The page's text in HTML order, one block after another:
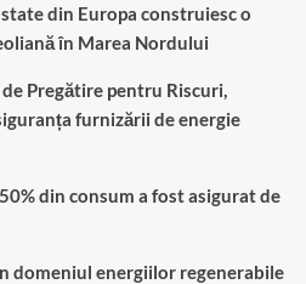
din Europa construiesc o
în Marea Nordului
Pregătire pentru Riscuri,
furnizării de energie
din consum a fost asigurat de
domeniul energiilor regenerabile